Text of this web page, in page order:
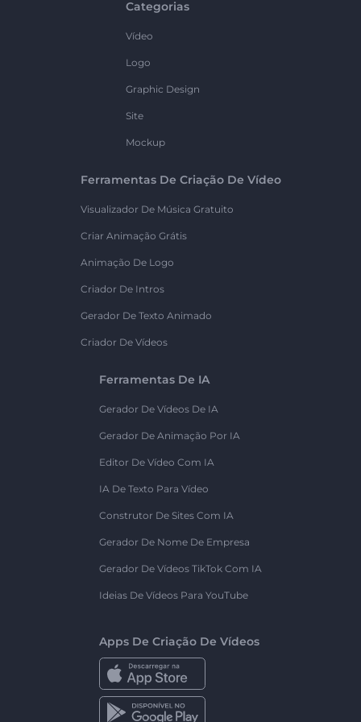
Categorias
Vídeo
Logo
Graphic Design
Site
Mockup
Ferramentas De Criação De Vídeo
Visualizador De Música Gratuito
Criar Animação Grátis
Animação De Logo
Criador De Intros
Gerador De Texto Animado
Criador De Vídeos
Ferramentas De IA
Gerador De Vídeos De IA
Gerador De Animação Por IA
Editor De Vídeo Com IA
IA De Texto Para Vídeo
Construtor De Sites Com IA
Gerador De Nome De Empresa
Gerador De Vídeos TikTok Com IA
Ideias De Vídeos Para YouTube
Apps De Criação De Vídeos